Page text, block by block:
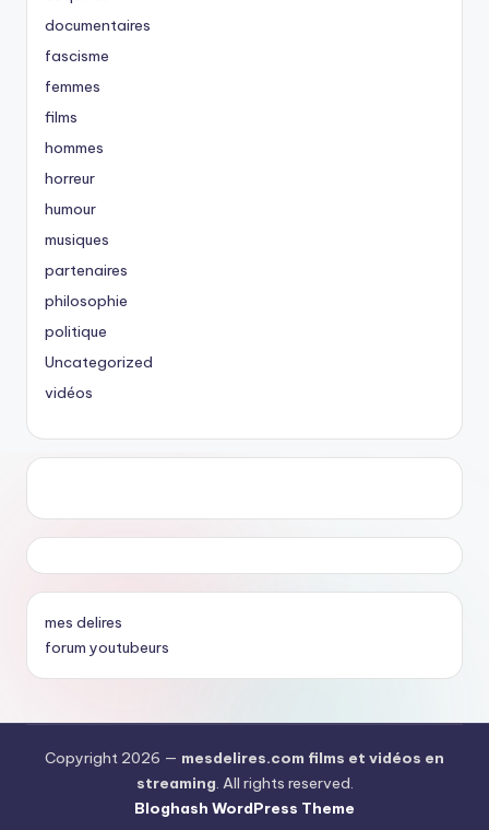
documentaires
fascisme
femmes
films
hommes
horreur
humour
musiques
partenaires
philosophie
politique
Uncategorized
vidéos
mes delires
forum youtubeurs
Copyright 2026 — mesdelires.com films et vidéos en
streaming. All rights reserved.
Bloghash WordPress Theme